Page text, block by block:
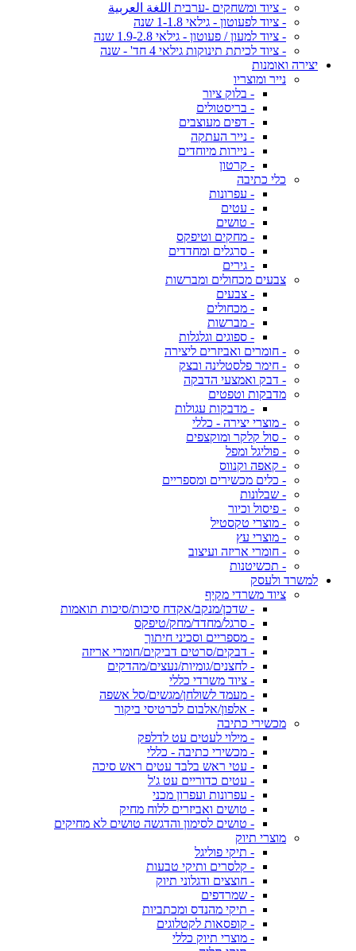
- ציוד ומשחקים -ערבית اللغة العربية
- ציוד לפעוטון - גילאי 1-1.8 שנה
- ציוד למעון / פעוטון - גילאי 1.9-2.8 שנה
- ציוד לכיתת תינוקות גילאי 4 חד' - שנה
יצירה ואומנות
נייר ומוצריו
- בלוק ציור
- בריסטולים
- דפים מעוצבים
- נייר העתקה
- ניירות מיוחדים
- קרטון
כלי כתיבה
- עפרונות
- עטים
- טושים
- מחקים וטיפקס
- סרגלים ומחדדים
- גירים
צבעים מכחולים ומברשות
- צבעים
- מכחולים
- מברשות
- ספוגים וגלגלות
- חומרים ואביזרים ליצירה
- חימר פלסטלינה ובצק
- דבק ואמצעי הדבקה
מדבקות וטפטים
- מדבקות עגולות
- מוצרי יצירה - כללי
- סול קלקר ומוקצפים
- פוליגל ומפל
- קאפה וקנווס
- כלים מכשירים ומספריים
- שבלונות
- פיסול וכיור
- מוצרי טקסטיל
- מוצרי עץ
- חומרי אריזה ועיצוב
- תכשיטנות
למשרד ולעסק
ציוד משרדי מקיף
- שדכן/מנקב/אקדח סיכות/סיכות תואמות
- סרגל/מחדד/מחק/טיפקס
- מספריים וסכיני חיתוך
- דבקים/סרטים דביקים/חומרי אריזה
- לחצנים/גומיות/נעצים/מהדקים
- ציוד משרדי כללי
- מעמד לשולחן/מגשים/סל אשפה
- אלפון/אלבום לכרטיסי ביקור
מכשירי כתיבה
- מילוי לעטים עט לדלפק
- מכשירי כתיבה - כללי
- עטי ראש בלבד עטים ראש סיכה
- עטים כדוריים עט ג'ל
- עפרונות ועפרון מכני
- טושים ואביזרים ללוח מחיק
- טושים לסימון והדגשה טושים לא מחיקים
מוצרי תיוק
- תיקי פוליגל
- קלסרים ותיקי טבעות
- חוצצים ודגלוני תיוק
- שמרדפים
- תיקי מהנדס ומכתביות
- קופסאות לקטלוגים
- מוצרי תיוק כללי